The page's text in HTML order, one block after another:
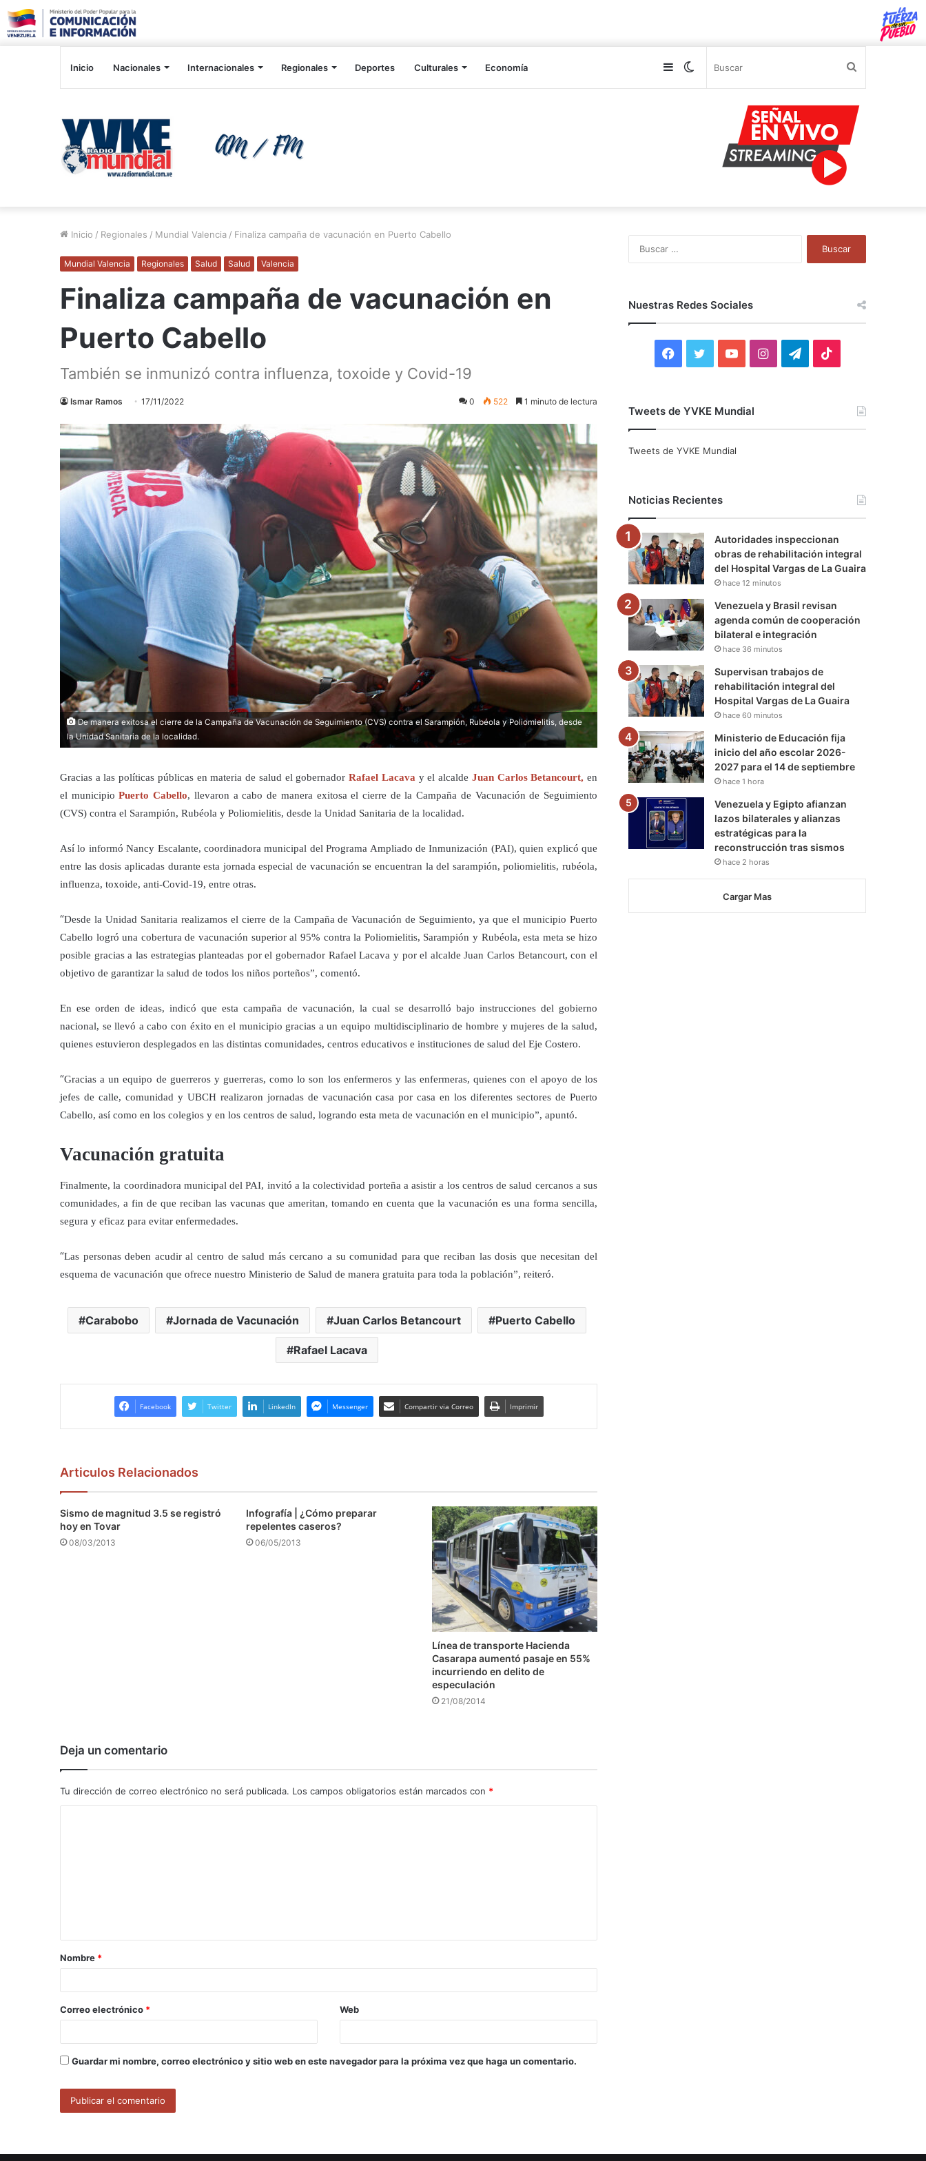
Inicio Nacionales Internacionales Regionales Deportes Culturales Economía Switch
Sidebar
Inicio / Regionales / Mundial Valencia / Finaliza campaña de vacunación en Puerto Cabello
Mundial Valencia Regionales Salud Salud Valencia
Finaliza campaña de vacunación en
Puerto Cabello
También se inmunizó contra influenza, toxoide y Covid-19
Ismar Ramos 17/11/2022 0 522 1 minuto de lectura
De manera exitosa el cierre de la Campaña de Vacunación de Seguimiento (CVS) contra el Sarampión, Rubéola y Poliomielitis, desde
la Unidad Sanitaria de la localidad.
Gracias a las políticas públicas en materia de salud el gobernadorRafael Lacava y el alcalde Juan Carlos Betancourt, en
el municipioPuerto Cabello, llevaron a cabo de manera exitosa el cierre de la Campaña de Vacunación de Seguimiento
(CVS) contra el Sarampión, Rubéola y Poliomielitis, desde la Unidad Sanitaria de la localidad.
Así lo informó Nancy Escalante, coordinadora municipal del Programa Ampliado de Inmunización (PAI), quien explicó que
entre las dosis aplicadas durante esta jornada especial de vacunación se encuentran la del sarampión, poliomielitis, rubéola,
influenza, toxoide, anti-Covid-19, entre otras.
“Desde la Unidad Sanitaria realizamos el cierre de la Campaña de Vacunación de Seguimiento, ya que el municipio Puerto
Cabello logró una cobertura de vacunación superior al 95% contra la Poliomielitis, Sarampión y Rubéola, esta meta se hizo
posible gracias a las estrategias planteadas por el gobernador Rafael Lacava y por el alcalde Juan Carlos Betancourt, con el
objetivo de garantizar la salud de todos los niños porteños”, comentó.
En ese orden de ideas, indicó que esta campaña de vacunación, la cual se desarrolló bajo instrucciones del gobierno
nacional, se llevó a cabo con éxito en el municipio gracias a un equipo multidisciplinario de hombre y mujeres de la salud,
quienes estuvieron desplegados en las distintas comunidades, centros educativos e instituciones de salud del Eje Costero.
“Gracias a un equipo de guerreros y guerreras, como lo son los enfermeros y las enfermeras, quienes con el apoyo de los
jefes de calle, comunidad y UBCH realizaron jornadas de vacunación casa por casa en los diferentes sectores de Puerto
Cabello, así como en los colegios y en los centros de salud, logrando esta meta de vacunación en el municipio”, apuntó.
Vacunación gratuita
Finalmente, la coordinadora municipal del PAI, invitó a la colectividad porteña a asistir a los centros de salud cercanos a sus
comunidades, a fin de que reciban las vacunas que ameritan, tomando en cuenta que la vacunación es una forma sencilla,
segura y eficaz para evitar enfermedades.
“Las personas deben acudir al centro de salud más cercano a su comunidad para que reciban las dosis que necesitan del
esquema de vacunación que ofrece nuestro Ministerio de Salud de manera gratuita para toda la población”, reiteró.
Carabobo Jornada de Vacunación Juan Carlos Betancourt Puerto Cabello
Rafael Lacava
Facebook Twitter LinkedIn Messenger Compartir via Correo Imprimir
Articulos Relacionados
Sismo de magnitud 3.5 se registró
hoy en Tovar
08/03/2013
Infografía | ¿Cómo preparar
repelentes caseros?
06/05/2013
Línea de transporte Hacienda
Casarapa aumentó pasaje en 55%
incurriendo en delito de
especulación
21/08/2014
Deja un comentario
Tu dirección de correo electrónico no será publicada. Los campos obligatorios están marcados con *
a
r
*
Nombre *
Correo electrónico * Web
Guardar mi nombre, correo electrónico y sitio web en este navegador para la próxima vez que haga un comentario.
Nuestras Redes Sociales
F
c
o
k
i
r
Y
u
e
I
r
a
m
T
a
m
Tweets de YVKE Mundial
Tweets de YVKE Mundial
Noticias Recientes
Autoridades inspeccionan
obras de rehabilitación integral
del Hospital Vargas de La Guaira
hace 12 minutos
Venezuela y Brasil revisan
agenda común de cooperación
bilateral e integración
hace 36 minutos
Supervisan trabajos de
rehabilitación integral del
Hospital Vargas de La Guaira
hace 60 minutos
Ministerio de Educación fija
inicio del año escolar 2026-
2027 para el 14 de septiembre
hace 1 hora
Venezuela y Egipto afianzan
lazos bilaterales y alianzas
estratégicas para la
reconstrucción tras sismos
hace 2 horas
Cargar Mas